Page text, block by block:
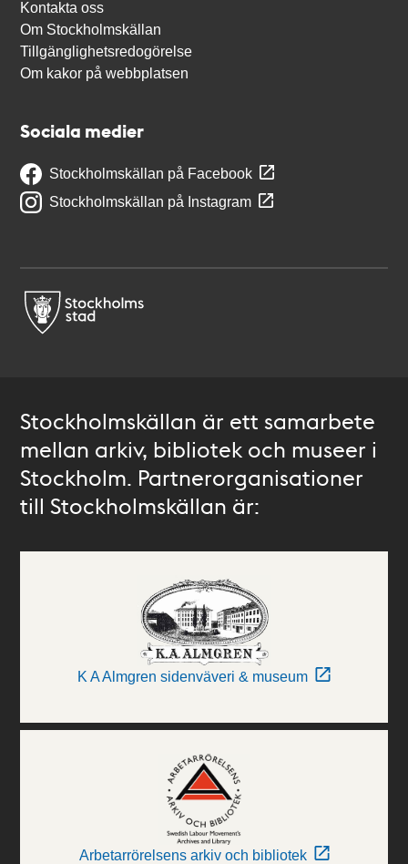
Kontakta oss
Om Stockholmskällan
Tillgänglighetsredogörelse
Om kakor på webbplatsen
Sociala medier
Stockholmskällan på Facebook
Stockholmskällan på Instagram
Stockholmskällan är ett samarbete
mellan arkiv, bibliotek och museer i
Stockholm. Partnerorganisationer
till Stockholmskällan är:
K A Almgren sidenväveri & museum
Arbetarrörelsens arkiv och bibliotek